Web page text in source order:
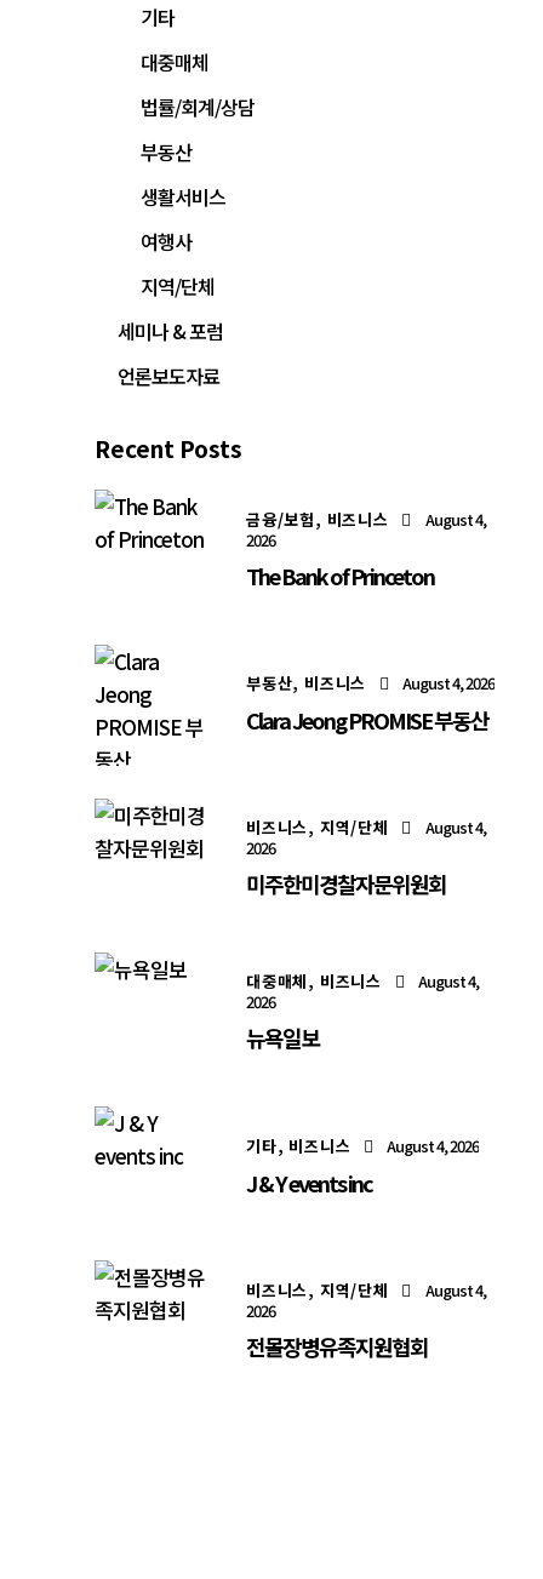
기타
대중매체
법률/회계/상담
부동산
생활서비스
여행사
지역/단체
세미나 & 포럼
언론보도자료
Recent Posts
금융/보험, 비즈니스
August 4,
2026
The Bank of Princeton
부동산, 비즈니스 August 4, 2026
Clara Jeong PROMISE 부동산
비즈니스, 지역/단체
August 4,
2026
미주한미경찰자문위원회
대중매체, 비즈니스
August 4,
2026
뉴욕일보
기타, 비즈니스 August 4, 2026
J & Y events inc
비즈니스, 지역/단체
August 4,
2026
전몰장병유족지원협회